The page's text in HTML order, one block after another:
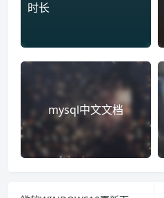
时长
mysql中文文档